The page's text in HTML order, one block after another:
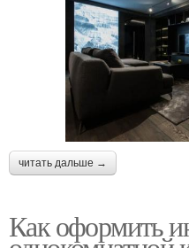
читать дальше →
Как оформить